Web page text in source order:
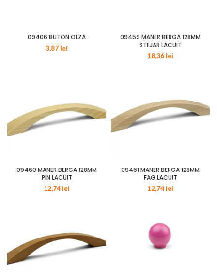
09406 BUTON OLZA
3,87 lei
09459 MANER BERGA 128MM
STEJAR LACUIT
18,36 lei
09460 MANER BERGA 128MM
PIN LACUIT
12,74 lei
09461 MANER BERGA 128MM
FAG LACUIT
12,74 lei